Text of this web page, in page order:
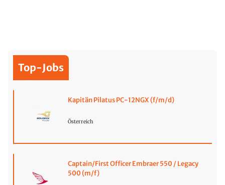
Top-Jobs
Kapitän Pilatus PC-12NGX (f/m/d)
Österreich
Captain/First Officer Embraer 550 / Legacy
500 (m/f)